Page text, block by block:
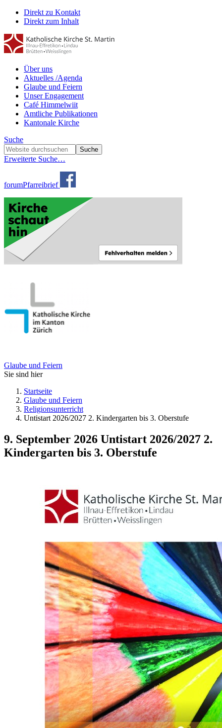
Direkt zu Kontakt
Direkt zum Inhalt
Über uns
Aktuelles /Agenda
Glaube und Feiern
Unser Engagement
Café Himmelwiit
Amtliche Publikationen
Kantonale Kirche
Suche
Erweiterte Suche…
forumPfarreibrief
Glaube und Feiern
Sie sind hier
Startseite
Glaube und Feiern
Religionsunterricht
Untistart 2026/2027 2. Kindergarten bis 3. Oberstufe
9. September 2026 Untistart 2026/2027 2.
Kindergarten bis 3. Oberstufe